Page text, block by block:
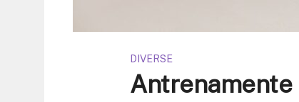
DIVERSE